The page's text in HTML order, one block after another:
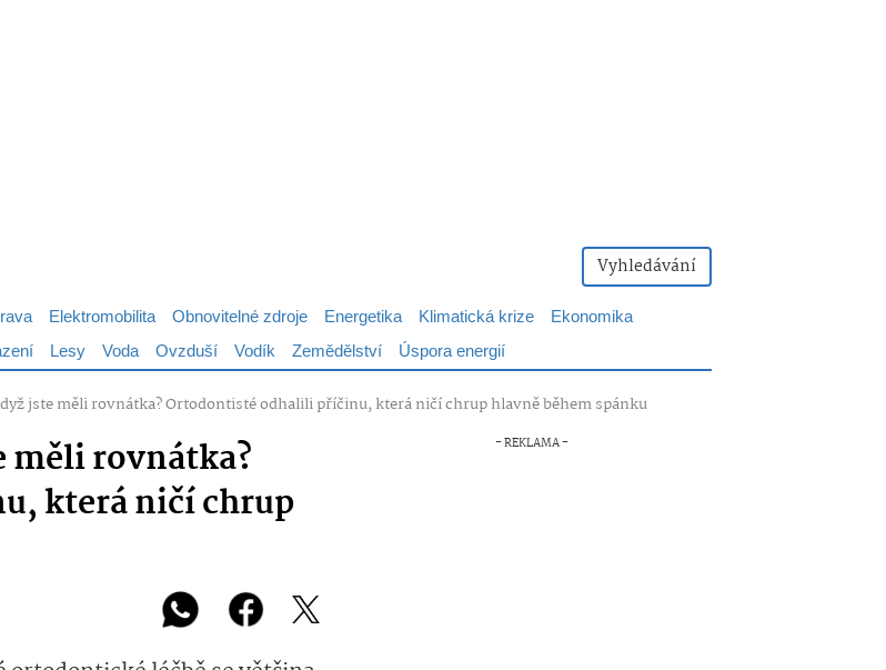
Vyhledávání
Elektromobilita Obnovitelné zdroje Energetika Klimatická krize
Ekonomika
Lesy Voda Ovzduší Vodík Zemědělství Úspora energií
jste měli rovnátka? Ortodontisté odhalili příčinu, která ničí chrup hlavně během spánku
měli rovnátka?
která ničí chrup